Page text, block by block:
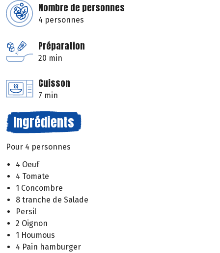
Nombre de personnes
4 personnes
Préparation
20 min
Cuisson
7 min
Ingrédients
Pour 4 personnes
4 Oeuf
4 Tomate
1 Concombre
8 tranche de Salade
Persil
2 Oignon
1 Houmous
4 Pain hamburger